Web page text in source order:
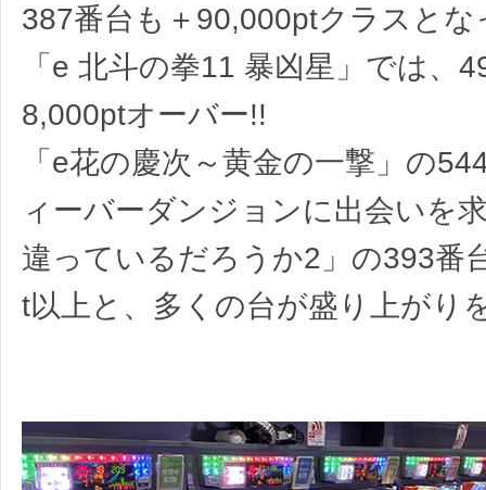
387番台も＋90,000ptクラスとな
「e 北斗の拳11 暴凶星」では、
8,000ptオーバー!!
「e花の慶次～黄金の一撃」の
ィーバーダンジョンに出会いを
違っているだろうか2」の393番
t以上と、多くの台が盛り上がり